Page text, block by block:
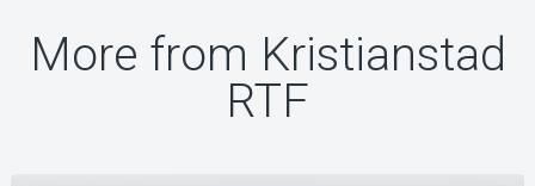
More from Kristianstad
RTF